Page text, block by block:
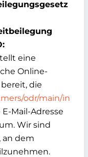
eine
Online-
die
odr/main/in
Mail-Adresse
Wir sind
dem